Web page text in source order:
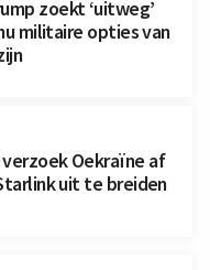
zoekt ‘uitweg’
militaire opties van
Oekraïne af
uit te breiden